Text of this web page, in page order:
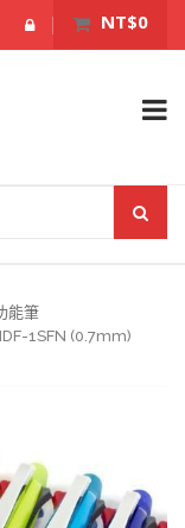
NT$0
能筆
1SFN (0.7mm)